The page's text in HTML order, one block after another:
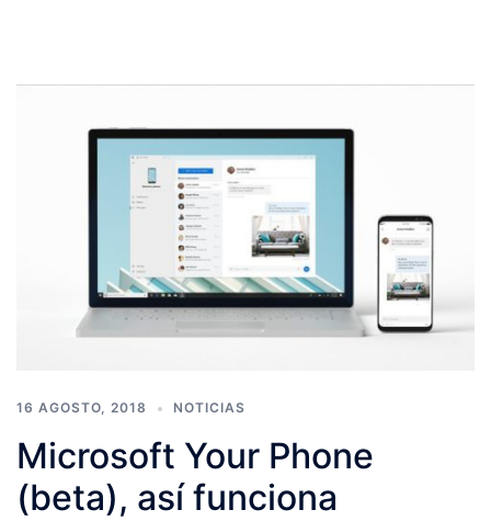
16 AGOSTO, 2018 NOTICIAS
Microsoft Your Phone
(beta), así funciona​